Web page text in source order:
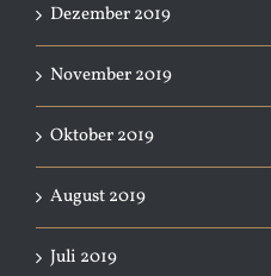
Dezember 2019
November 2019
Oktober 2019
August 2019
Juli 2019